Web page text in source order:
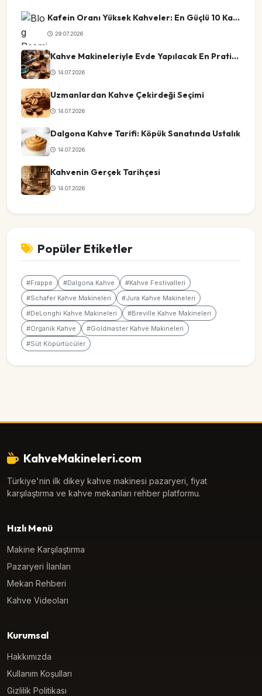
Kafein Oranı Yüksek Kahveler: En Güçlü 10 Kahve Türü
29.07.2026
Kahve Makineleriyle Evde Yapılacak En Pratik Kahve Tarifleri
14.07.2026
Uzmanlardan Kahve Çekirdeği Seçimi
14.07.2026
Dalgona Kahve Tarifi: Köpük Sanatında Ustalık
14.07.2026
Kahvenin Gerçek Tarihçesi
14.07.2026
Popüler Etiketler
#Frappe #Dalgona Kahve
#Kahve Festivalleri
#Schafer Kahve Makineleri
#Jura Kahve Makineleri
#DeLonghi Kahve Makineleri
#Breville Kahve Makineleri
#Organik Kahve
#Goldmaster Kahve Makineleri
#Süt Köpürtücüler
KahveMakineleri.com
Türkiye'nin ilk dikey kahve makinesi pazaryeri, fiyat
karşılaştırma ve kahve mekanları rehber platformu.
Hızlı Menü
Makine Karşılaştırma
Pazaryeri İlanları
Mekan Rehberi
Kahve Videoları
Kurumsal
Hakkımızda
Kullanım Koşulları
Gizlilik Politikası